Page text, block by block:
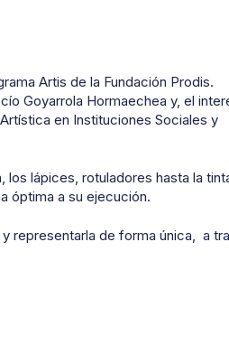
Artis de la Fundación Prodis.
Goyarrola Hormaechea y, el
en Instituciones Sociales y
los lápices, rotuladores hasta la
óptima a su ejecución.
representarla de forma única, a